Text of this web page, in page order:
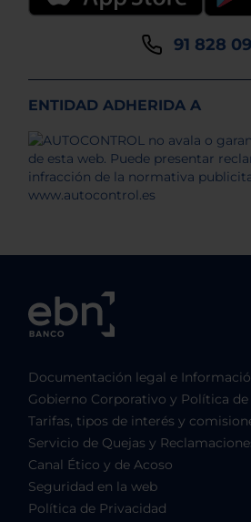
91 828 09
ENTIDAD ADHERIDA A
Documentación legal e
Gobierno Corporativo y Política de
Tarifas, tipos de interés y
Servicio de Quejas y
Canal Ético y de Acoso
Seguridad en la web
Política de Privacidad